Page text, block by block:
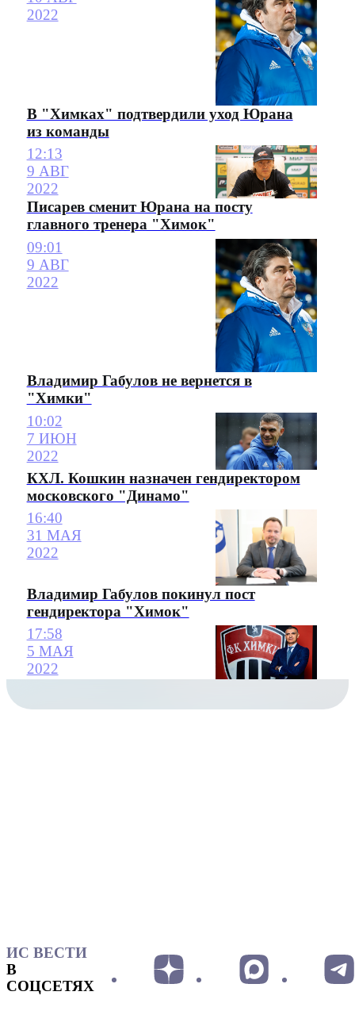
2022
В "Химках" подтвердили уход Юрана
из команды
12:13
9 АВГ
2022
Писарев сменит Юрана на посту
главного тренера "Химок"
09:01
9 АВГ
2022
Владимир Габулов не вернется в
"Химки"
10:02
7 ИЮН
2022
КХЛ. Кошкин назначен гендиректором
московского "Динамо"
16:40
31 МАЯ
2022
Владимир Габулов покинул пост
гендиректора "Химок"
17:58
5 МАЯ
2022
ИС ВЕСТИ
В
СОЦСЕТЯХ